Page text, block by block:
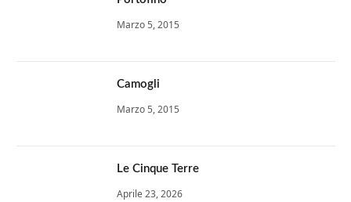
Marzo 5, 2015
Camogli
Marzo 5, 2015
Le Cinque Terre
Aprile 23, 2026